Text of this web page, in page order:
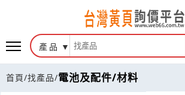
產品
首頁/找產品/電池及配件/材料